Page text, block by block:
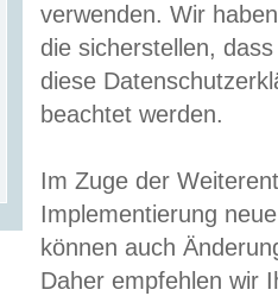
verwenden. Wir
die sicherstellen,
diese
beachtet werden.
Im Zuge der
Implementierung
können auch
Daher empfehlen wir